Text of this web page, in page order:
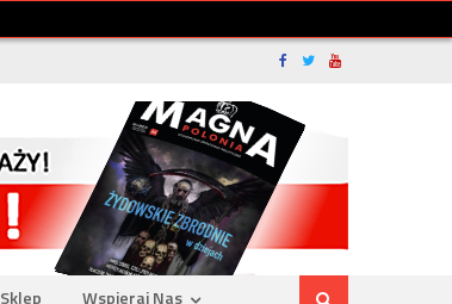
Sklep Wspieraj Nas